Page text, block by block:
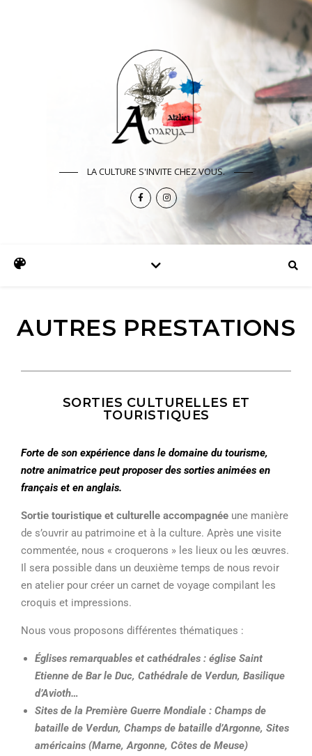
LA CULTURE S'INVITE CHEZ VOUS.
AUTRES PRESTATIONS
SORTIES CULTURELLES ET
TOURISTIQUES
Forte de son expérience dans le domaine du tourisme,
notre animatrice peut proposer des sorties animées en
français et en anglais.
Sortie touristique et culturelle accompagnée une manière
de s’ouvrir au patrimoine et à la culture. Après une visite
commentée, nous « croquerons » les lieux ou les œuvres.
Il sera possible dans un deuxième temps de nous revoir
en atelier pour créer un carnet de voyage compilant les
croquis et impressions.
Nous vous proposons différentes thématiques :
Églises remarquables et cathédrales : église Saint
Etienne de Bar le Duc, Cathédrale de Verdun, Basilique
d’Avioth…
Sites de la Première Guerre Mondiale : Champs de
bataille de Verdun, Champs de bataille d’Argonne, Sites
américains (Marne, Argonne, Côtes de Meuse)